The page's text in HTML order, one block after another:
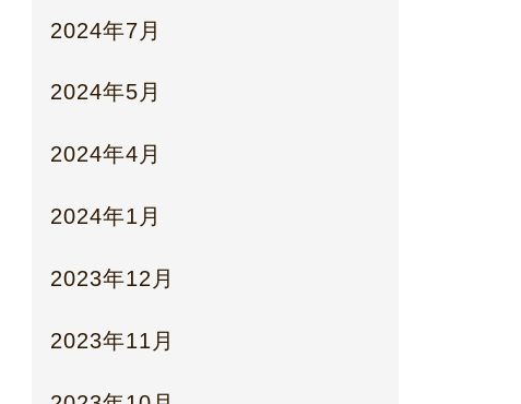
2024年7月
2024年5月
2024年4月
2024年1月
2023年12月
2023年11月